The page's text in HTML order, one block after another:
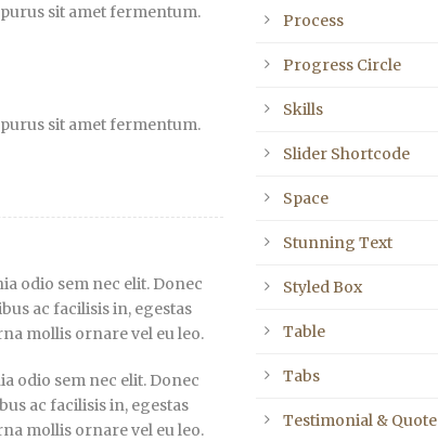
sit amet fermentum.
sit amet fermentum.
odio sem nec elit. Donec
ac facilisis in, egestas
mollis ornare vel eu leo.
odio sem nec elit. Donec
ac facilisis in, egestas
mollis ornare vel eu leo.
Process
Progress Circle
Skills
Slider Shortcode
Space
Stunning Text
Styled Box
Table
Tabs
Testimonial & Quote